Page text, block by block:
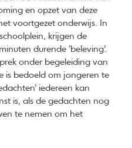
en opzet van deze
voortgezet onderwijs. In
krijgen de
durende ‘beleving’.
onder begeleiding van
is bedoeld om jongeren te
iedereen kan
is, als de gedachten nog
te nemen om het